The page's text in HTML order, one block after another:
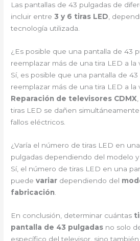
Las pantallas de 43 pulgadas de
incluir entre3 y 6 tiras LED ,
tecnología utilizada.
¿Es posible que una pantalla de 43
reemplazar más de una tira LED a la
Sí, es posible que una pantalla de
reemplazar más de una tira LED a
Reparación de televisores CDMX
tiras LED se dañen
fallos eléctricos.
¿Varía el número de tiras LED en
pulgadas dependiendo del modelo
Sí, el número de tiras LED en una
puedevariar dependiendo del
fabricación
En conclusión, determinar cuántas
pantalla de 43 pulgadas no solo
específico del televisor, sino